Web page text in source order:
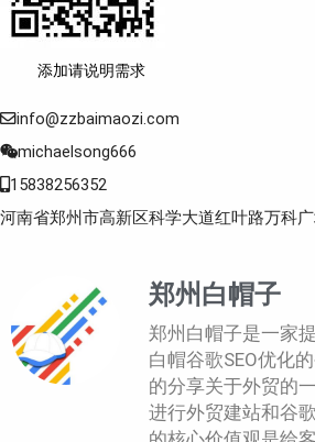
添加请说明需求
info@zzbaimaozi.com
michaelsong666
15838256352
河南省郑州市高新区科学大道红叶路万科
郑州白帽子
郑州白帽子是一家
白帽谷歌SEO优化
的分享关于外贸的
进行外贸建站和谷